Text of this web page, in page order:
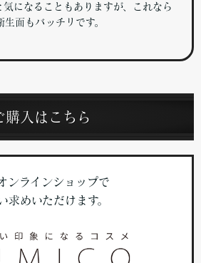
気になることもありますが、これなら
面もバッチリです。
購入はこちら
ンラインショップで
求めいただけます。